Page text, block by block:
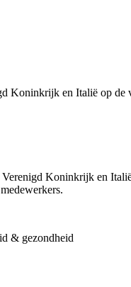
Koninkrijk en Italië op de
Koninkrijk en
& gezondheid